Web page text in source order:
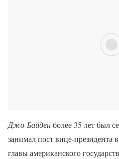
Джо Байденболее 35 лет был
занимал пост вице-президента
главы американского